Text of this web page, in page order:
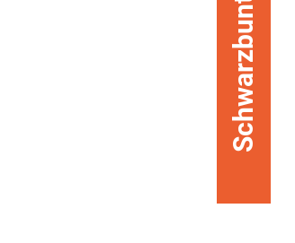
Schwarzbunt